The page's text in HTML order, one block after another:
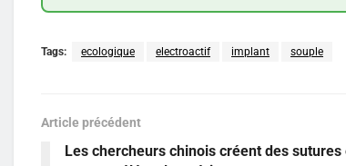
Tags: ecologique electroactif implant souple
Article précédent
Les chercheurs chinois créent des